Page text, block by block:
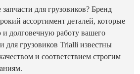
для грузовиков? Бренд
ассортимент деталей, которые
долговечную работу вашего
для грузовиков Trialli известны
и соответствием строгим